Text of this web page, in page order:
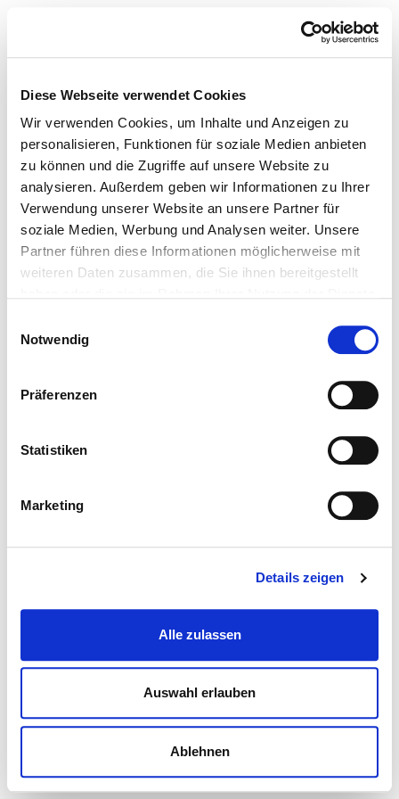
Diese Webseite verwendet Cookies
Wir verwenden Cookies, um Inhalte und Anzeigen zu
personalisieren, Funktionen für soziale Medien anbieten
zu können und die Zugriffe auf unsere Website zu
analysieren. Außerdem geben wir Informationen zu Ihrer
Verwendung unserer Website an unsere Partner für
soziale Medien, Werbung und Analysen weiter. Unsere
Partner führen diese Informationen möglicherweise mit
weiteren Daten zusammen, die Sie ihnen bereitgestellt
Notwendig
Präferenzen
Statistiken
Marketing
Details zeigen
Alle zulassen
Auswahl erlauben
Ablehnen